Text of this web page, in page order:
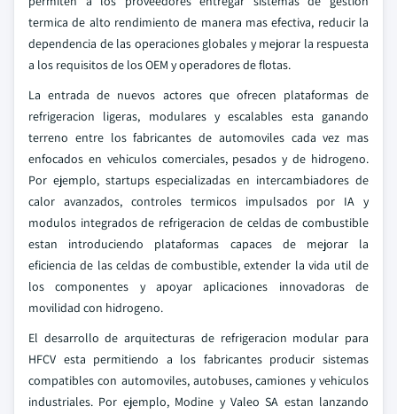
termica de alto rendimiento de manera mas efectiva, reducir la
dependencia de las operaciones globales y mejorar la respuesta
a los requisitos de los OEM y operadores de flotas.
La entrada de nuevos actores que ofrecen plataformas de
refrigeracion ligeras, modulares y escalables esta ganando
terreno entre los fabricantes de automoviles cada vez mas
enfocados en vehiculos comerciales, pesados y de hidrogeno.
Por ejemplo, startups especializadas en intercambiadores de
calor avanzados, controles termicos impulsados por IA y
modulos integrados de refrigeracion de celdas de combustible
estan introduciendo plataformas capaces de mejorar la
eficiencia de las celdas de combustible, extender la vida util de
los componentes y apoyar aplicaciones innovadoras de
movilidad con hidrogeno.
El desarrollo de arquitecturas de refrigeracion modular para
HFCV esta permitiendo a los fabricantes producir sistemas
compatibles con automoviles, autobuses, camiones y vehiculos
industriales. Por ejemplo, Modine y Valeo SA estan lanzando